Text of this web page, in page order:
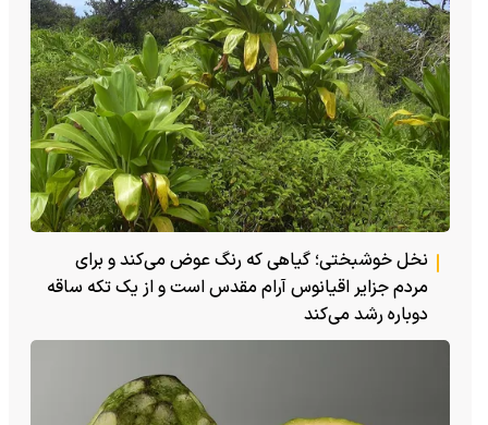
نخل خوشبختی؛ گیاهی که رنگ عوض می‌کند و برای
مردم جزایر اقیانوس آرام مقدس است و از یک تکه ساقه
دوباره رشد می‌کند